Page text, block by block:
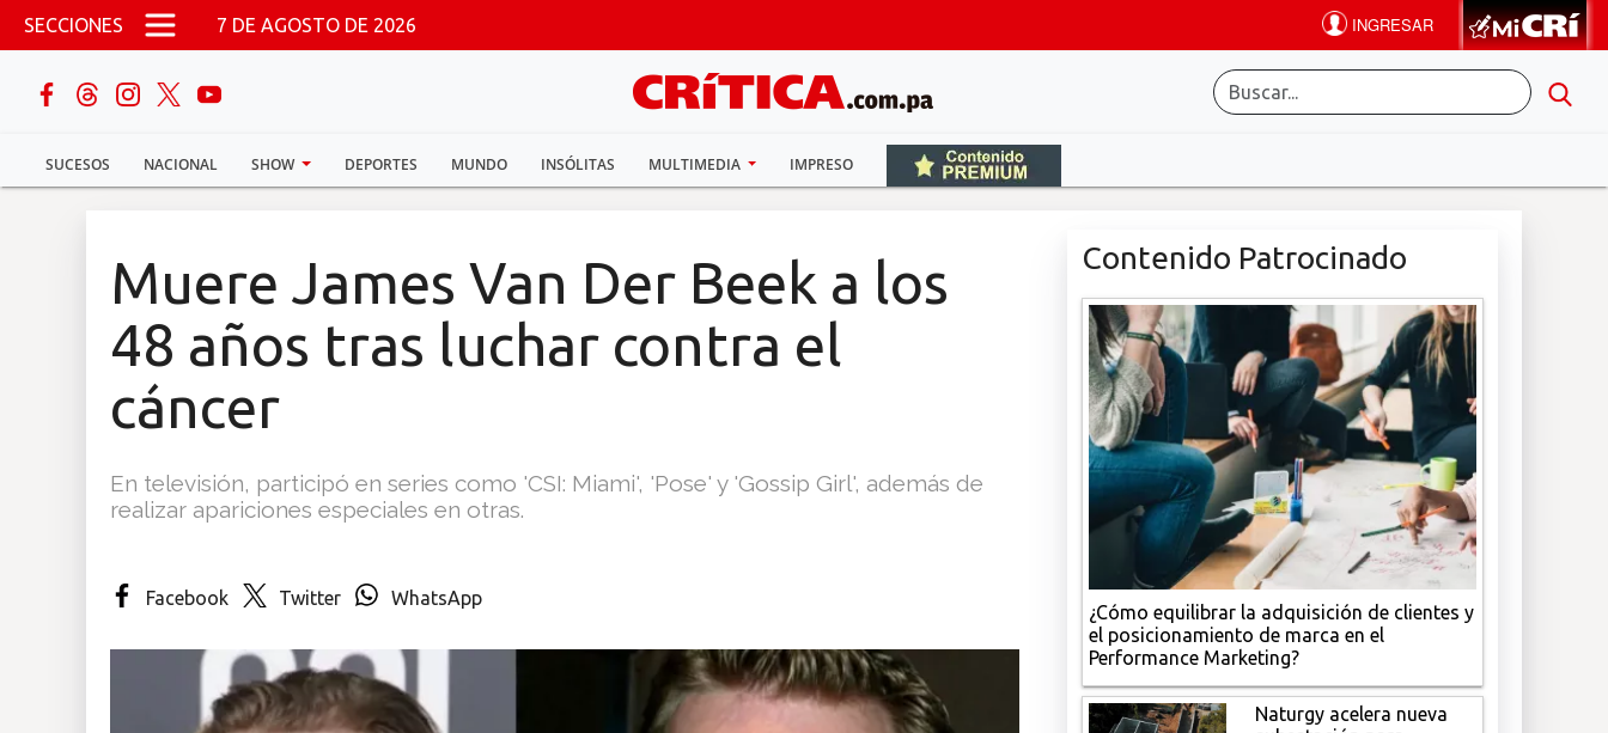
Pasar al contenido principal
SECCIONES 7 DE AGOSTO DE 2026
SUCESOS NACIONAL SHOW DEPORTES MUNDO INSÓLITAS MULTIMEDIA IMPRESO
buscar
Sucesos
Multimedia
Muere James Van Der Beek a los
48 años tras luchar contra el
cáncer
En televisión, participó en series como 'CSI: Miami', 'Pose' y 'Gossip Girl', además de
realizar apariciones especiales en otras.
Facebook Twitter WhatsApp
Contenido Patrocinado
¿Cómo equilibrar la adquisición de clientes y
el posicionamiento de marca en el
Performance Marketing?
Naturgy acelera nueva